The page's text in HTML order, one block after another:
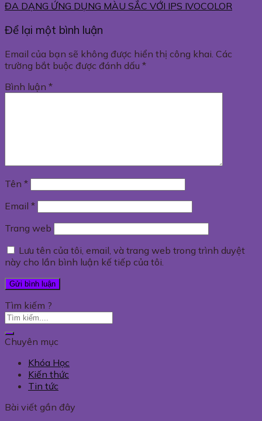
ĐA DẠNG ỨNG DỤNG MÀU SẮC VỚI IPS IVOCOLOR
Để lại một bình luận
Email của bạn sẽ không được hiển thị công khai. Các
trường bắt buộc được đánh dấu *
Bình luận *
Tên *
Email *
Trang web
Lưu tên của tôi, email, và trang web trong trình duyệt
này cho lần bình luận kế tiếp của tôi.
Tìm kiếm ?
Chuyên mục
Khóa Học
Kiến thức
Tin tức
Bài viết gần đây